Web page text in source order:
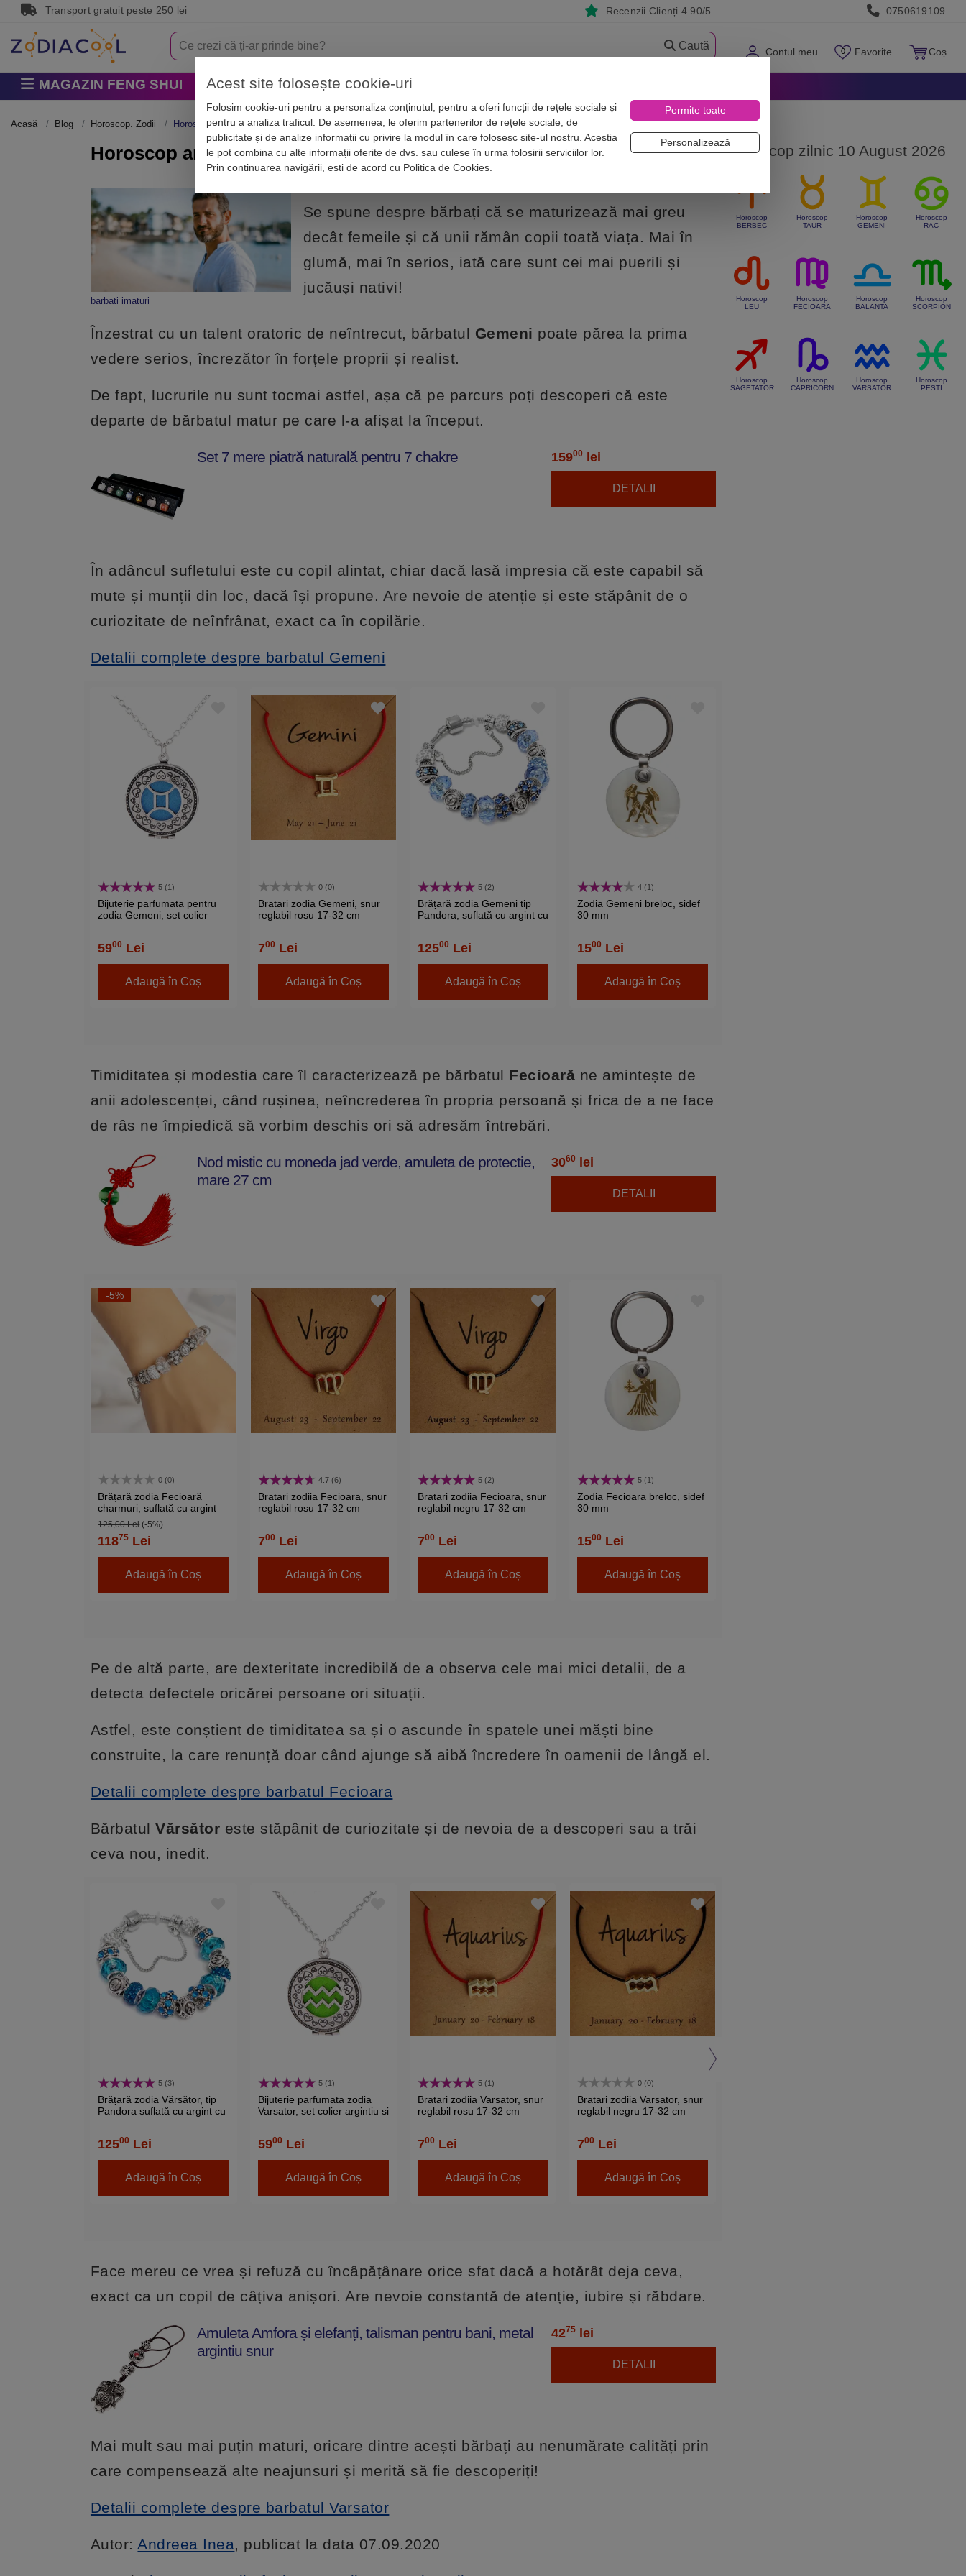
Transport gratuit peste 250 lei Recenzii Clienți 4.90/5 0750619109
Contul meu Favorite Coș
Caută
MAGAZIN FENG SHUI Horoscop Zodii Astrologie Numerologie
Acasă Blog Horoscop. Zodii Horoscop amuzant: Top 3 bărbați care nu se maturizează ușor
Horoscop amuzant: Top 3 bărbați care nu se maturizează ușor
barbati imaturi
Se spune despre bărbați că se maturizează mai greu
decât femeile și că unii rămân copii toată viața. Mai în
glumă, mai în serios, iată care sunt cei mai puerili și
jucăuși nativi!
Înzestrat cu un talent oratoric de neîntrecut, bărbatul Gemeni poate părea la prima
vedere serios, încrezător în forțele proprii și realist.
De fapt, lucrurile nu sunt tocmai astfel, așa că pe parcurs poți descoperi că este
departe de bărbatul matur pe care l-a afișat la început.
Set 7 mere piatră naturală pentru 7 chakre 15900 lei
DETALII
În adâncul sufletului este cu copil alintat, chiar dacă lasă impresia că este capabil să
mute și munții din loc, dacă își propune. Are nevoie de atenție și este stăpânit de o
curiozitate de neînfrânat, exact ca în copilărie.
Detalii complete despre barbatul Gemeni
5 (1)
Bijuterie parfumata pentru
zodia Gemeni, set colier
diverse culori
5900 Lei
Adaugă în Coș
0 (0)
Bratari zodia Gemeni, snur
reglabil rosu 17-32 cm
700 Lei
Adaugă în Coș
5 (2)
Brățară zodia Gemeni tip
Pandora, suflată cu argint cu
12500 Lei
Adaugă în Coș
4 (1)
Zodia Gemeni breloc, sidef
30 mm
1500 Lei
Adaugă în Coș
Timiditatea și modestia care îl caracterizează pe bărbatul Fecioară ne amintește de
anii adolescenței, când rușinea, neîncrederea în propria persoană și frica de a ne face
de râs ne împiedică să vorbim deschis ori să adresăm întrebări.
Nod mistic cu moneda jad verde, amuleta de protectie,
mare 27 cm
3060 lei
DETALII
-5%
0 (0)
Brățară zodia Fecioară
charmuri, suflată cu argint
cu strasuri montate în
charmuri, inox solid de
calitate alb 19 cm
125,00 Lei(-5%)
11875 Lei
Adaugă în Coș
4.7 (6)
Bratari zodiia Fecioara, snur
reglabil rosu 17-32 cm
700 Lei
Adaugă în Coș
5 (2)
Bratari zodiia Fecioara, snur
reglabil negru 17-32 cm
700 Lei
Adaugă în Coș
5 (1)
Zodia Fecioara breloc, sidef
30 mm
1500 Lei
Adaugă în Coș
Pe de altă parte, are dexteritate incredibilă de a observa cele mai mici detalii, de a
detecta defectele oricărei persoane ori situații.
Astfel, este conștient de timiditatea sa și o ascunde în spatele unei măști bine
construite, la care renunță doar când ajunge să aibă încredere în oamenii de lângă el.
Detalii complete despre barbatul Fecioara
BărbatulVărsător este stăpânit de curiozitate și de nevoia de a descoperi sau a trăi
ceva nou, inedit.
5 (3)
Brățară zodia Vărsător, tip
Pandora suflată cu argint cu
12500 Lei
Adaugă în Coș
5 (1)
Bijuterie parfumata zodia
Varsator, set colier argintiu si
5900 Lei
Adaugă în Coș
5 (1)
Bratari zodiia Varsator, snur
reglabil rosu 17-32 cm
700 Lei
Adaugă în Coș
0 (0)
Bratari zodiia Varsator, snur
reglabil negru 17-32 cm
700 Lei
Adaugă în Coș
Face mereu ce vrea și refuză cu încâpățânare orice sfat dacă a hotărât deja ceva,
exact ca un copil de câțiva anișori. Are nevoie constantă de atenție, iubire și răbdare.
Amuleta Amfora și elefanți, talisman pentru bani, metal
argintiu snur
4275lei
DETALII
Mai mult sau mai puțin maturi, oricare dintre acești bărbați au nenumărate calități prin
care compensează alte neajunsuri și merită să fie descoperiți!
Detalii complete despre barbatul Varsator
Autor:Andreea Inea, publicat la data 07.09.2020
Horoscop zilnic 10 August 2026
Horoscop
BERBEC
Horoscop
TAUR
Horoscop
GEMENI
Horoscop
RAC
Horoscop
LEU
Horoscop
FECIOARA
Horoscop
BALANTA
Horoscop
SCORPION
Horoscop
SAGETATOR
Horoscop
CAPRICORN
Horoscop
VARSATOR
Horoscop
PESTI
Acest site folosește cookie-uri
Folosim cookie-uri pentru a personaliza conținutul, pentru a oferi funcții de rețele sociale și
pentru a analiza traficul. De asemenea, le oferim partenerilor de rețele sociale, de
publicitate și de analize informații cu privire la modul în care folosesc site-ul nostru. Aceștia
le pot combina cu alte informații oferite de dvs. sau culese în urma folosirii serviciilor lor.
Prin continuarea navigării, ești de acord cu Politica de Cookies.
Permite toate
Personalizează